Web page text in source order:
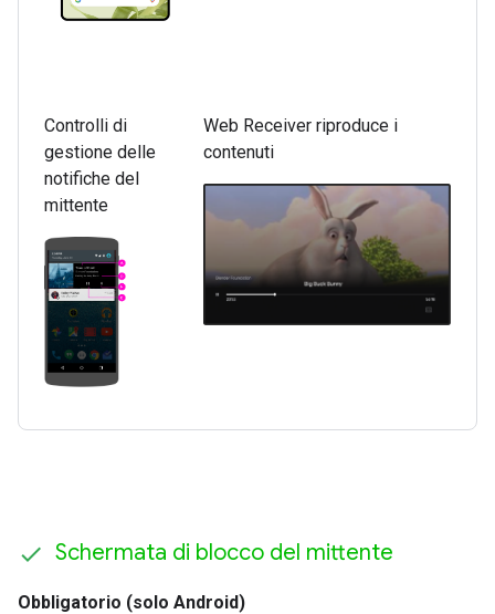
Controlli di
gestione delle
notifiche del
mittente
Web Receiver riproduce i
contenuti
Schermata di blocco del mittente
Obbligatorio (solo Android)